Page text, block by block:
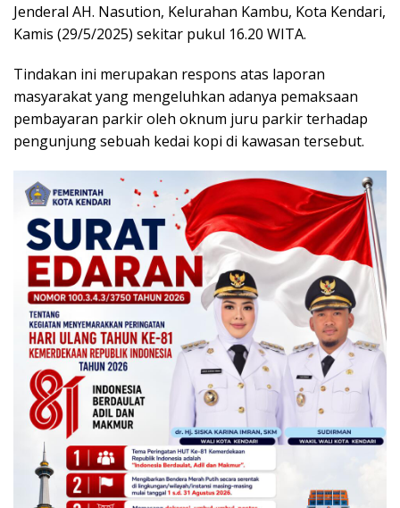
Jenderal AH. Nasution, Kelurahan Kambu, Kota Kendari,
Kamis (29/5/2025) sekitar pukul 16.20 WITA.
Tindakan ini merupakan respons atas laporan
masyarakat yang mengeluhkan adanya pemaksaan
pembayaran parkir oleh oknum juru parkir terhadap
pengunjung sebuah kedai kopi di kawasan tersebut.